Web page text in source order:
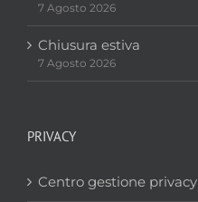
7 Agosto 2026
Chiusura estiva
7 Agosto 2026
PRIVACY
Centro gestione privacy